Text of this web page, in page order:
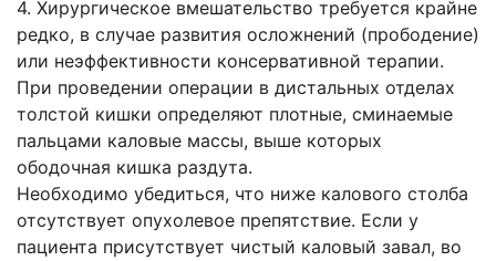
4. Хирургическое вмешательство требуется крайне
редко, в случае развития осложнений (прободение)
или неэффективности консервативной терапии.
При проведении операции в дистальных отделах
толстой кишки определяют плотные, сминаемые
пальцами каловые массы, выше которых
ободочная кишка раздута.
Необходимо убедиться, что ниже калового столба
отсутствует опухолевое препятствие. Если у
пациента присутствует чистый каловый завал, во